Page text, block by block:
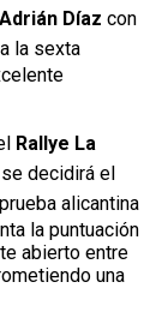
Adrián Díaz con
la sexta
Rallye La
decidirá el
alicantina
la puntuación
abierto entre
una